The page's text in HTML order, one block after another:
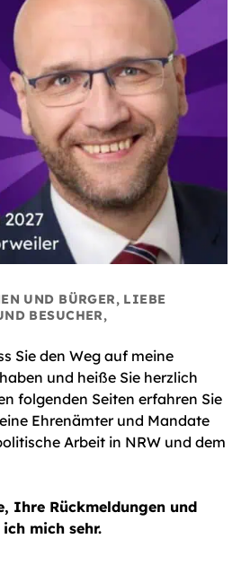
UND BÜRGER, LIEBE
BESUCHER,
Sie den Weg auf meine
und heiße Sie herzlich
folgenden Seiten erfahren Sie
Ehrenämter und Mandate
Arbeit in NRW und dem
Ihre Rückmeldungen und
mich sehr.